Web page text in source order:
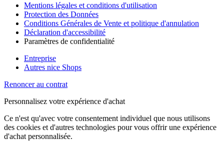
Mentions légales et conditions d'utilisation
Protection des Données
Conditions Générales de Vente et politique d'annulation
Déclaration d'accessibilité
Paramètres de confidentialité
Entreprise
Autres nice Shops
Renoncer au contrat
Personnalisez votre expérience d'achat
Ce n'est qu'avec votre consentement individuel que nous utilisons
des cookies et d'autres technologies pour vous offrir une expérience
d'achat personnalisée.